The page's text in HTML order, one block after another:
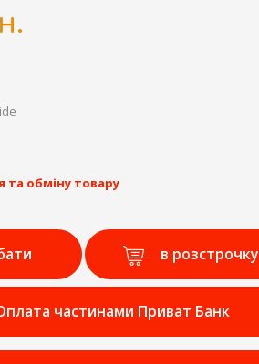
та обміну товару
в розстрочку
частинами Приват Банк